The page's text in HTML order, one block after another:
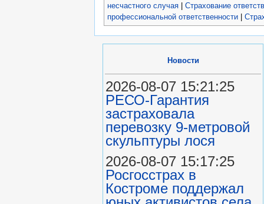
несчастного случая
Страхование
профессиональной ответственности
Новости
2026-08-07 15:21:25
РЕСО-Гарантия
застраховала
перевозку 9-метровой
скульптуры лося
2026-08-07 15:17:25
Росгосстрах в
Костроме поддержал